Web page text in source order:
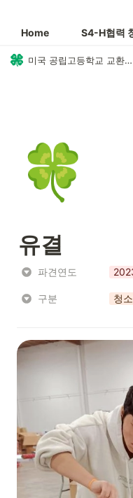
Home S4-H협력
미국 공립고등학교 교환학생 AYP 프로그램
🍀
유결
파견연도
구분 청